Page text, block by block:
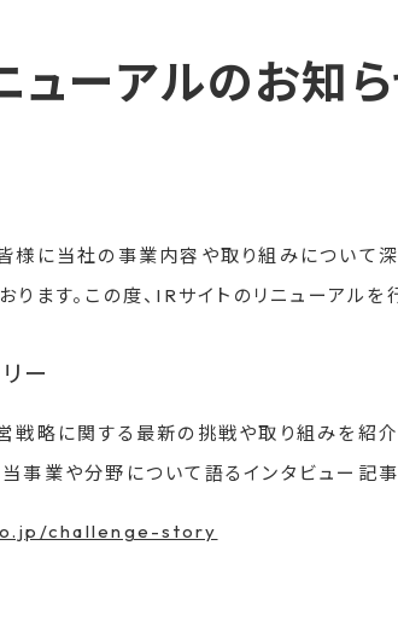
ューアルのお知
に当社の事業内容や取り組みについて深
ます。この度、IRサイトのリニューアルを
ー
戦略に関する最新の挑戦や取り組みを紹
事業や分野について語るインタビュー記事
challenge-story